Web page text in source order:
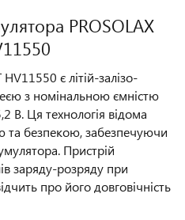
PROSOLAX
є літій-залізо-
з номінальною ємністю
В. Ця технологія відома
та безпекою, забезпечуючи
Пристрій
заряду-розряду при
про його довговічність